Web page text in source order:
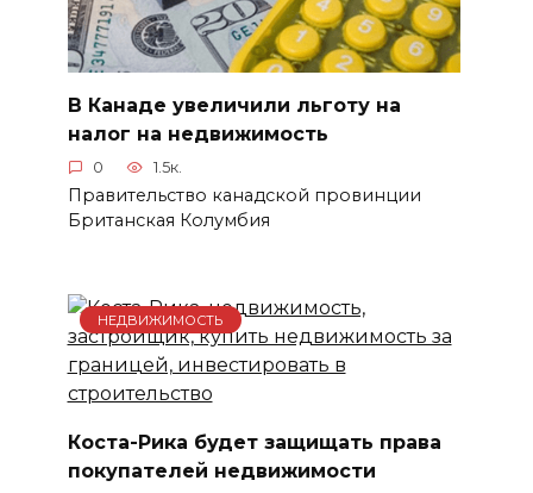
В Канаде увеличили льготу на
налог на недвижимость
0 1.5к.
Правительство канадской провинции
Британская Колумбия
НЕДВИЖИМОСТЬ
Коста-Рика будет защищать права
покупателей недвижимости